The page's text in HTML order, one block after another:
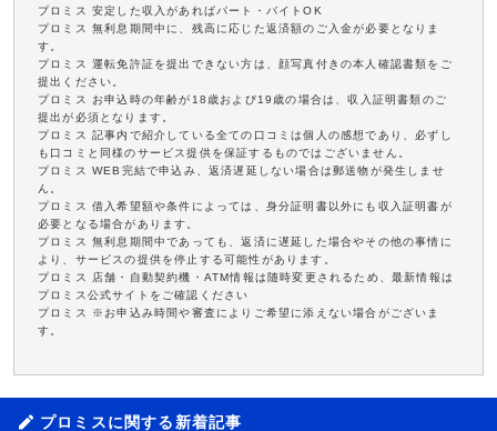
プロミス 安定した収入があればパート・バイトOK
プロミス 無利息期間中に、残高に応じた返済額のご入金が必要となりま
す。
プロミス 運転免許証を提出できない方は、顔写真付きの本人確認書類をご
提出ください。
プロミス お申込時の年齢が18歳および19歳の場合は、収入証明書類のご
提出が必須となります。
プロミス 記事内で紹介している全ての口コミは個人の感想であり、必ずし
も口コミと同様のサービス提供を保証するものではございません。
プロミス WEB完結で申込み、返済遅延しない場合は郵送物が発生しませ
ん。
プロミス 借入希望額や条件によっては、身分証明書以外にも収入証明書が
必要となる場合があります。
プロミス 無利息期間中であっても、返済に遅延した場合やその他の事情に
より、サービスの提供を停止する可能性があります。
プロミス 店舗・自動契約機・ATM情報は随時変更されるため、最新情報は
プロミス公式サイトをご確認ください
プロミス ※お申込み時間や審査によりご希望に添えない場合がございま
す。
プロミスに関する新着記事